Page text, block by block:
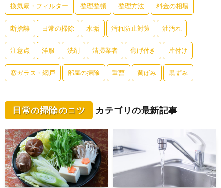
換気扇・フィルター 整理整頓 整理方法 料金の相場
断捨離 日常の掃除 水垢 汚れ防止対策 油汚れ
注意点 洋服 洗剤 清掃業者 焦げ付き 片付け
窓ガラス・網戸 部屋の掃除 重曹 黄ばみ 黒ずみ
日常の掃除のコツ カテゴリの最新記事